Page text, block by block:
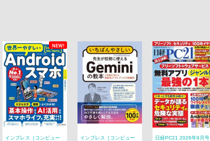
NEW!
インプレス［コンピュー インプレス［コンピュー 日経PC21 2026年9月号